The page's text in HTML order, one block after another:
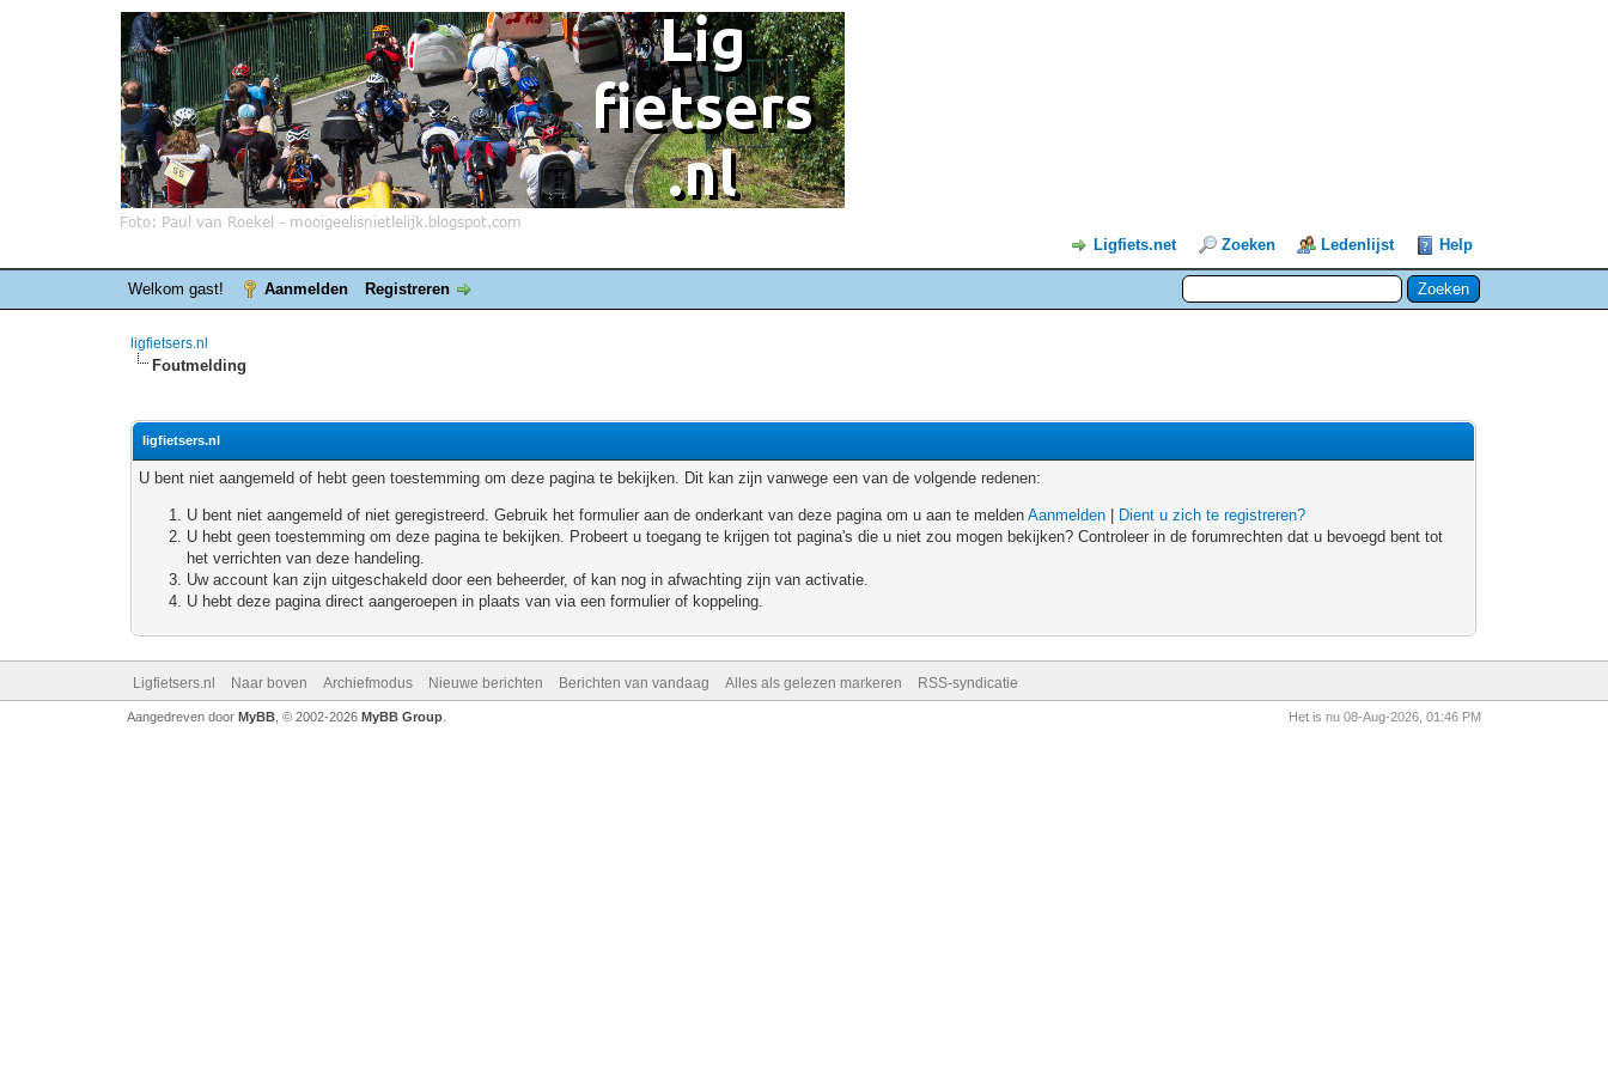
Ligfiets.net Zoeken Ledenlijst Help
Welkom gast! Aanmelden Registreren
ligfietsers.nl
Foutmelding
ligfietsers.nl
U bent niet aangemeld of hebt geen toestemming om deze pagina te bekijken. Dit kan zijn vanwege een van de volgende redenen:
U bent niet aangemeld of niet geregistreerd. Gebruik het formulier aan de onderkant van deze pagina om u aan te meldenAanmelden
Dient u zich te registreren?
U hebt geen toestemming om deze pagina te bekijken. Probeert u toegang te krijgen tot pagina's die u niet zou mogen bekijken? Controleer in de forumrechten dat u bevoegd bent tot
het verrichten van deze handeling.
Uw account kan zijn uitgeschakeld door een beheerder, of kan nog in afwachting zijn van activatie.
U hebt deze pagina direct aangeroepen in plaats van via een formulier of koppeling.
Ligfietsers.nl Naar boven Archiefmodus Nieuwe berichten Berichten van vandaag Alles als gelezen markeren RSS-syndicatie
Het is nu 08-Aug-2026, 01:46 PM
Aangedreven door MyBB, © 2002-2026 MyBB Group.